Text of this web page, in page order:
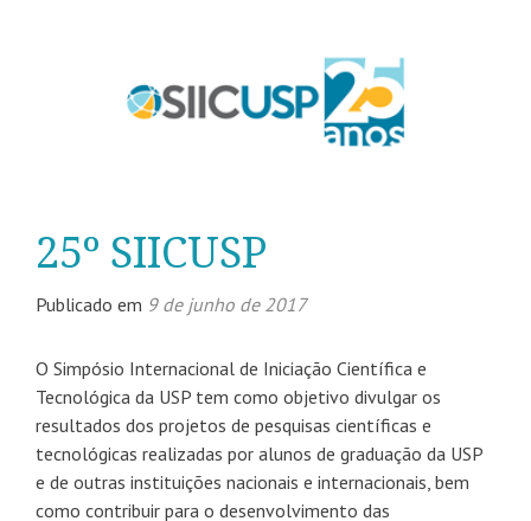
25º SIICUSP
Publicado em 9 de junho de 2017
O Simpósio Internacional de Iniciação Científica e
Tecnológica da USP tem como objetivo divulgar os
resultados dos projetos de pesquisas científicas e
tecnológicas realizadas por alunos de graduação da USP
e de outras instituições nacionais e internacionais, bem
como contribuir para o desenvolvimento das